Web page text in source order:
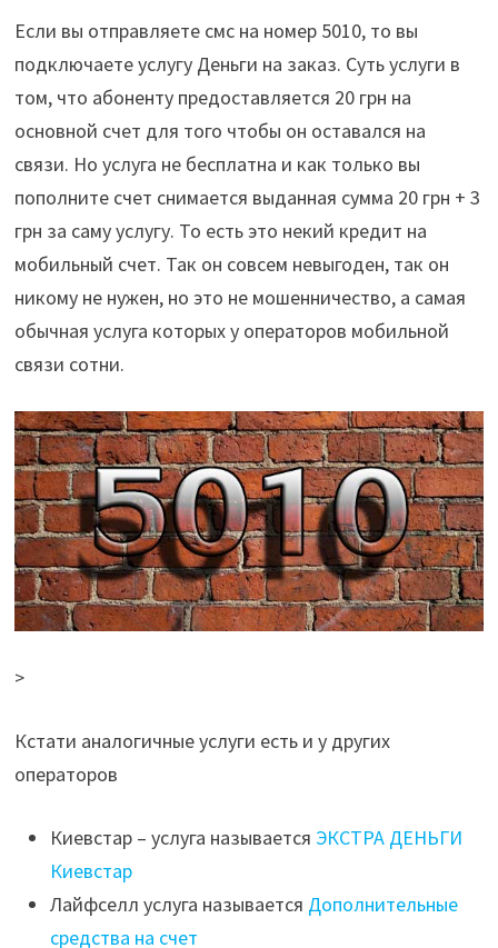
Если вы отправляете смс на номер 5010, то вы
подключаете услугу Деньги на заказ. Суть услуги в
том, что абоненту предоставляется 20 грн на
основной счет для того чтобы он оставался на
связи. Но услуга не бесплатна и как только вы
пополните счет снимается выданная сумма 20 грн + 3
грн за саму услугу. То есть это некий кредит на
мобильный счет. Так он совсем невыгоден, так он
никому не нужен, но это не мошенничество, а самая
обычная услуга которых у операторов мобильной
связи сотни.
>
Кстати аналогичные услуги есть и у других
операторов
Киевстар – услуга называется ЭКСТРА ДЕНЬГИ
Киевстар
Лайфселл услуга называется Дополнительные
средства на счет